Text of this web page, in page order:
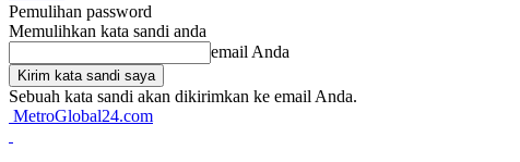
Pemulihan password
Memulihkan kata sandi anda
email Anda
Sebuah kata sandi akan dikirimkan ke email Anda.
MetroGlobal24.com